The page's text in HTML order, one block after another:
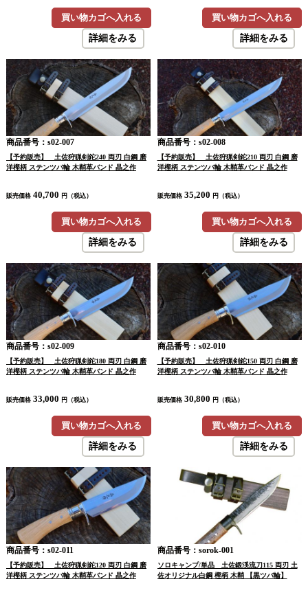
買い物カゴへ入れる
詳細をみる
買い物カゴへ入れる
詳細をみる
商品番号：s02-007
【予約販売】 土佐狩猟剣鉈240 両刃 白鋼 磨
洋樫柄 ステンツバ輪 木鞘革バンド 晶之作
販売価格 40,700 円（税込）
買い物カゴへ入れる
詳細をみる
商品番号：s02-008
【予約販売】 土佐狩猟剣鉈210 両刃 白鋼 磨
洋樫柄 ステンツバ輪 木鞘革バンド 晶之作
販売価格 35,200 円（税込）
買い物カゴへ入れる
詳細をみる
商品番号：s02-009
【予約販売】 土佐狩猟剣鉈180 両刃 白鋼 磨
洋樫柄 ステンツバ輪 木鞘革バンド 晶之作
販売価格 33,000 円（税込）
買い物カゴへ入れる
詳細をみる
商品番号：s02-010
【予約販売】 土佐狩猟剣鉈150 両刃 白鋼 磨
洋樫柄 ステンツバ輪 木鞘革バンド 晶之作
販売価格 30,800 円（税込）
買い物カゴへ入れる
詳細をみる
商品番号：s02-011
【予約販売】 土佐狩猟剣鉈120 両刃 白鋼 磨
洋樫柄 ステンツバ輪 木鞘革バンド 晶之作
商品番号：sorok-001
ソロキャンプ/単品 土佐鍛渓流刀115 両刃 土
佐オリジナル白鋼 樫柄 木鞘 【黒ツバ輪】